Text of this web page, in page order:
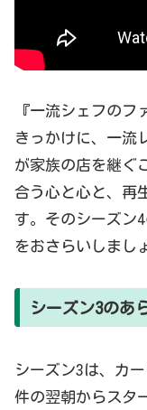
『一流シェフの
きっかけに、一流
が家族の店を継ぐ
合う心と心と、再
す。そのシーズン
をおさらいしまし
シーズン3のあ
シーズン3は、カ
件の翌朝からスタ